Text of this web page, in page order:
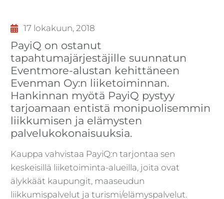
17 lokakuun, 2018
PayiQ on ostanut
tapahtumajärjestäjille suunnatun
Eventmore-alustan kehittäneen
Evenman Oy:n liiketoiminnan.
Hankinnan myötä PayiQ pystyy
tarjoamaan entistä monipuolisemmin
liikkumisen ja elämysten
palvelukokonaisuuksia.
Kauppa vahvistaa PayiQ:n tarjontaa sen
keskeisillä liiketoiminta-alueilla, joita ovat
älykkäät kaupungit, maaseudun
liikkumispalvelut ja turismi/elämyspalvelut.